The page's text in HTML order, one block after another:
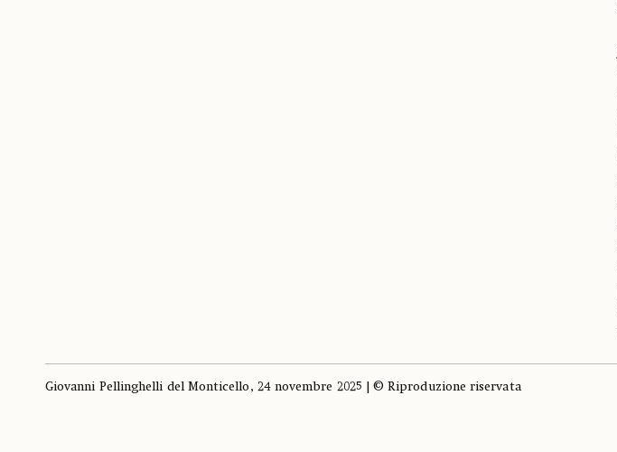
Giovanni Pellinghelli del Monticello, 24 novembre 2025 | © Riproduzione riservata